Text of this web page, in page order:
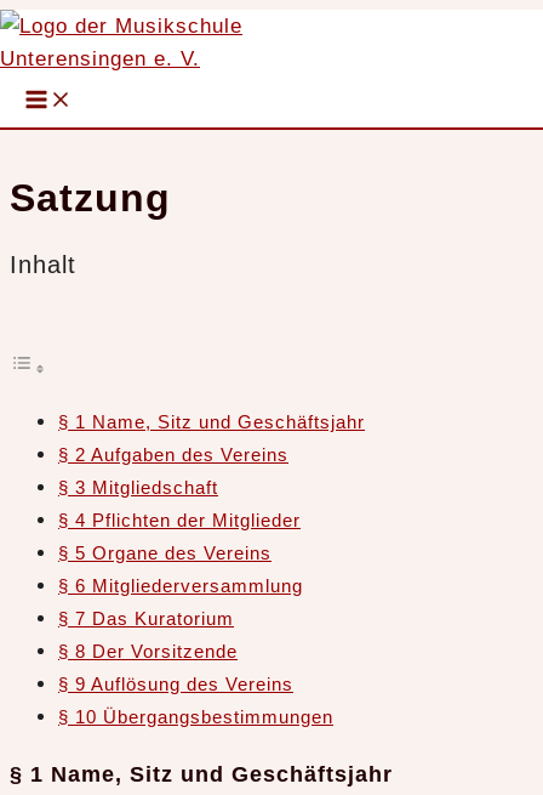
Zum
Inhalt
springen
Main
Menu
Startseite
Satzung
Inhalt
§ 1 Name, Sitz und Geschäftsjahr
§ 2 Aufgaben des Vereins
§ 3 Mitgliedschaft
§ 4 Pflichten der Mitglieder
§ 5 Organe des Vereins
§ 6 Mitgliederversammlung
§ 7 Das Kuratorium
§ 8 Der Vorsitzende
§ 9 Auflösung des Vereins
§ 10 Übergangsbestimmungen
§ 1 Name, Sitz und Geschäftsjahr